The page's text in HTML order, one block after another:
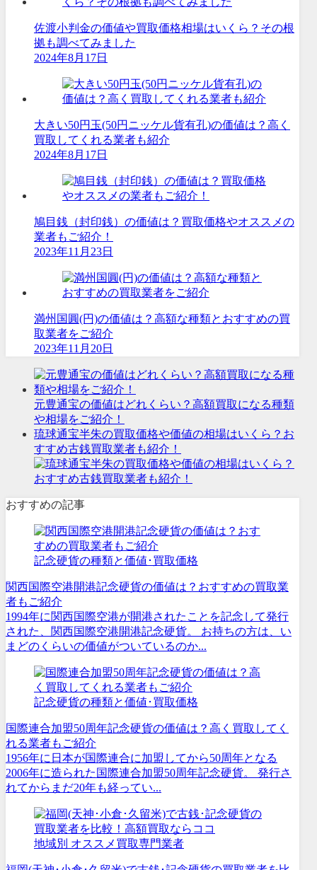
佐渡小判金の価値や買取価格相場はいくら？その根
拠も調べてみました
2024年8月17日
大きい50円玉(50円ニッケル貨有孔)の価値は？高く
買取してくれる業者も紹介
2024年8月17日
鳩目銭（封印銭）の価値は？買取価格やオススメの
業者もご紹介！
2023年11月23日
満州国圓(円)の価値は？高額な種類とおすすめの買
取業者をご紹介
2023年11月20日
元豊通宝の価値はどれくらい？高額買取になる種類
や相場をご紹介！
琉球通宝半朱の買取価格や価値の相場はいくら？お
すすめ古銭買取業者も紹介！
おすすめの記事
記念硬貨の種類と価値･買取価格
関西国際空港開港記念硬貨の価値は？おすすめの買取業
者もご紹介
1994年に関西国際空港が開港されたことを記念して発行
された、関西国際空港開港記念硬貨。 お持ちの方は、い
まどのくらいの価値がついているのか...
記念硬貨の種類と価値･買取価格
国際連合加盟50周年記念硬貨の価値は？高く買取してく
れる業者もご紹介
1956年に日本が国際連合に加盟してから50周年となる
2006年に造られた国際連合加盟50周年記念硬貨。 発行さ
れてからまだ20年も経ってい...
地域別 オススメ買取専門業者